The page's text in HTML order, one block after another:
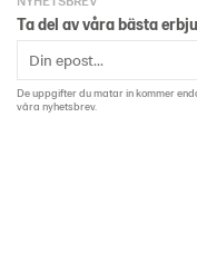
Ta del av våra bästa
De uppgifter du matar in kommer
våra nyhetsbrev.